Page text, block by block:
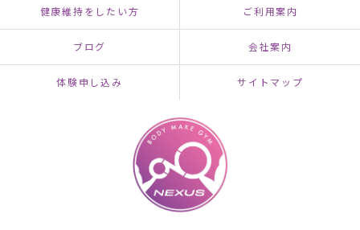
健康維持をしたい方 ご利用案内
ブログ 会社案内
体験申し込み サイトマップ